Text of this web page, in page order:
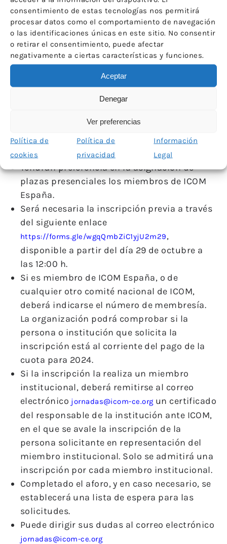
consentimiento de estas tecnologías nos permitirá
procesar datos como el comportamiento de navegación
o las identificaciones únicas en este sitio. No consentir
o retirar el consentimiento, puede afectar
negativamente a ciertas características y funciones.
Aceptar
Denegar
Ver preferencias
Política de
cookies
Política de
privacidad
Información
Legal
campo de la accesibilidad y de la inclusión en
museos que exponen proyectos consolidados o
de cierta duración en el tiempo y con poder de
transformación social.
Puede consultar el folleto de las jornadas aquí.
Cuestiones prácticas:
Inscripción gratuita.
La asistencia podrá ser presencial o virtual.
AFORO PRESENCIAL COMPLETO.
Tendrán preferencia en la asignación de
plazas presenciales los miembros de ICOM
España.
Será necesaria la inscripción previa a través
del siguiente enlace
https://forms.gle/wgqQmbZiC1yjU2m29,
disponible a partir del día 29 de octubre a
las 12:00 h.
Si es miembro de ICOM España, o de
cualquier otro comité nacional de ICOM,
deberá indicarse el número de membresía.
La organización podrá comprobar si la
persona o institución que solicita la
inscripción está al corriente del pago de la
cuota para 2024.
Si la inscripción la realiza un miembro
institucional, deberá remitirse al correo
electrónico jornadas@icom-ce.org un certificado
del responsable de la institución ante ICOM,
en el que se avale la inscripción de la
persona solicitante en representación del
miembro institucional. Solo se admitirá una
inscripción por cada miembro institucional.
Completado el aforo, y en caso necesario, se
establecerá una lista de espera para las
solicitudes.
Puede dirigir sus dudas al correo electrónico
jornadas@icom-ce.org